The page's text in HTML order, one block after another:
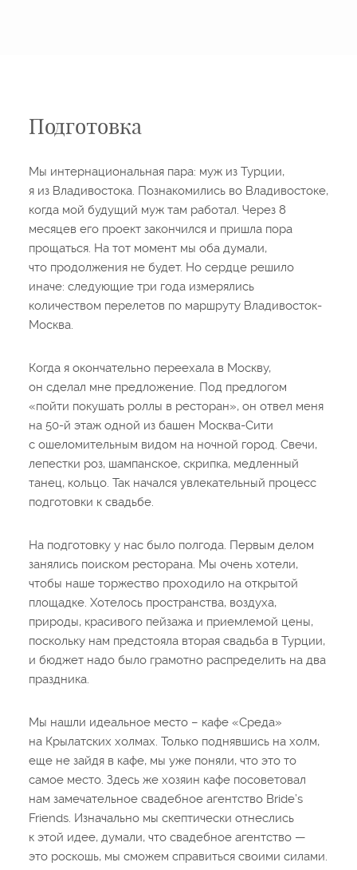
Подготовка
Мы интернациональная пара: муж из Турции,
я из Владивостока. Познакомились во Владивостоке,
когда мой будущий муж там работал. Через 8
месяцев его проект закончился и пришла пора
прощаться. На тот момент мы оба думали,
что продолжения не будет. Но сердце решило
иначе: следующие три года измерялись
количеством перелетов по маршруту Владивосток-
Москва.
Когда я окончательно переехала в Москву,
он сделал мне предложение. Под предлогом
«пойти покушать роллы в ресторан», он отвел меня
на 50-й этаж одной из башен Москва-Сити
с ошеломительным видом на ночной город. Свечи,
лепестки роз, шампанское, скрипка, медленный
танец, кольцо. Так начался увлекательный процесс
подготовки к свадьбе.
На подготовку у нас было полгода. Первым делом
занялись поиском ресторана. Мы очень хотели,
чтобы наше торжество проходило на открытой
площадке. Хотелось пространства, воздуха,
природы, красивого пейзажа и приемлемой цены,
поскольку нам предстояла вторая свадьба в Турции,
и бюджет надо было грамотно распределить на два
праздника.
Мы нашли идеальное место – кафе «Среда»
на Крылатских холмах. Только поднявшись на холм,
еще не зайдя в кафе, мы уже поняли, что это то
самое место. Здесь же хозяин кафе посоветовал
нам замечательное свадебное агентство Bride’s
Friends. Изначально мы скептически отнеслись
к этой идее, думали, что свадебное агентство —
это роскошь, мы сможем справиться своими силами.